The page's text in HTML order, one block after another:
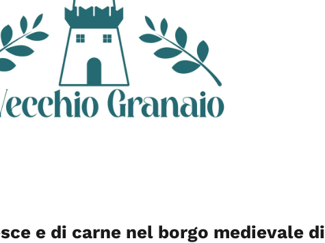
e di carne nel borgo medievale di